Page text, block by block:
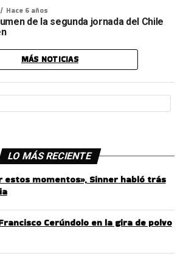
Hace 6 años
de la segunda jornada del Chile
MÁS NOTICIAS
LO MÁS RECIENTE
momentos», Sinner habló trás
Cerúndolo en la gira de polvo